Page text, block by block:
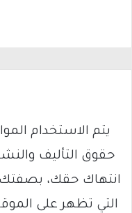
انتهاك حقك، بصفتك
التي تظهر على